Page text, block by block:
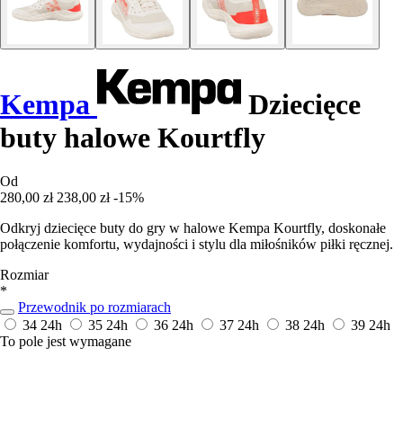
Kempa
Dziecięce
buty halowe Kourtfly
Od
280,00 zł 238,00 zł -15%
Odkryj dziecięce buty do gry w halowe Kempa Kourtfly, doskonałe
połączenie komfortu, wydajności i stylu dla miłośników piłki ręcznej.
Rozmiar
*
Przewodnik po rozmiarach
34 24h 35 24h 36 24h 37 24h 38 24h 39 24h
To pole jest wymagane